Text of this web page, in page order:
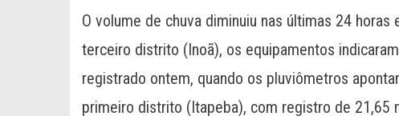
O volume de chuva diminuiu nas últimas 24
terceiro distrito (Inoã), os equipamentos
registrado ontem, quando os pluviômetros
primeiro distrito (Itapeba), com registro de 21,65